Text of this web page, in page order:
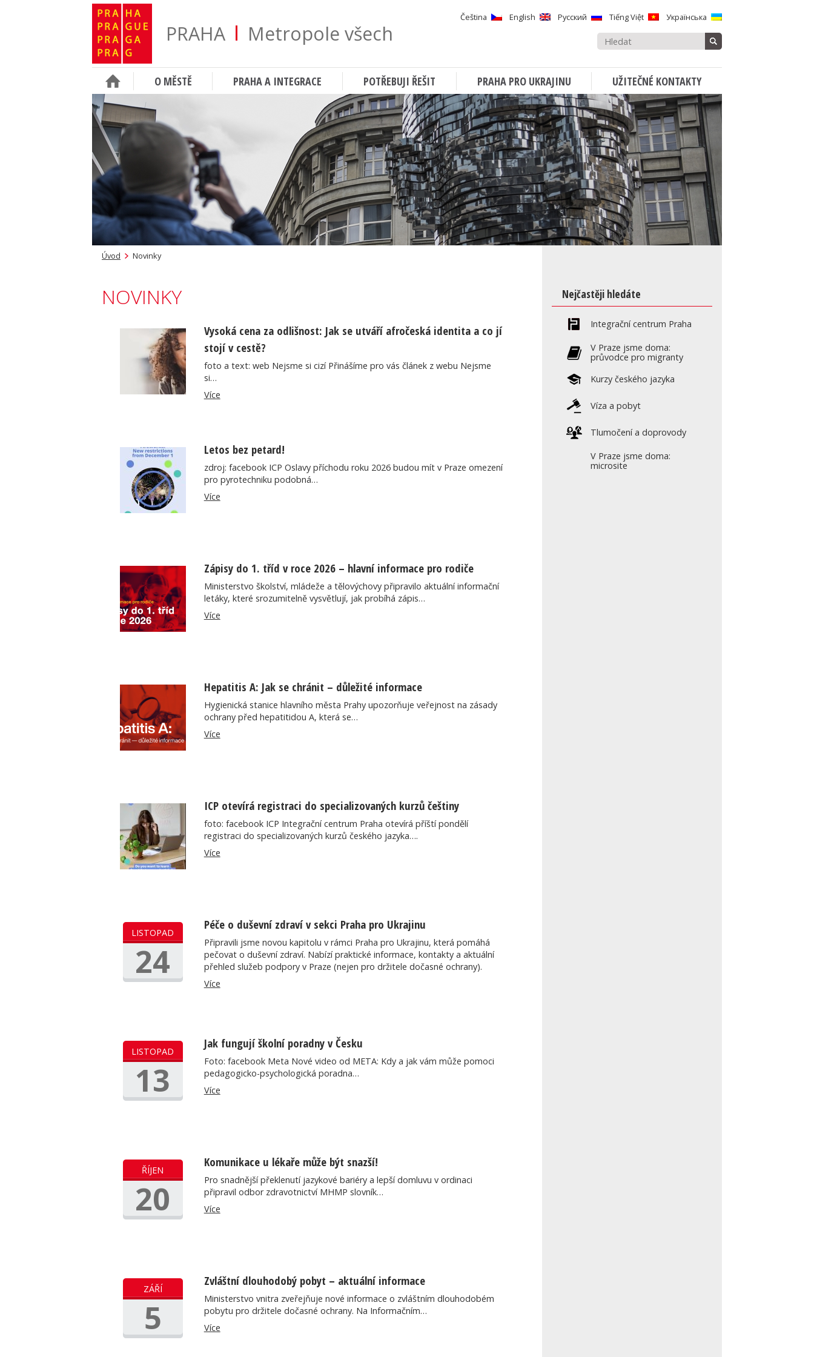
PRAHA Metropole všech
Čeština English Русский Tiếng Việt Українська
O MĚSTĚ PRAHA A INTEGRACE POTŘEBUJI ŘEŠIT PRAHA PRO UKRAJINU UŽITEČNÉ KONTAKTY
Úvod Novinky
NOVINKY
Vysoká cena za odlišnost: Jak se utváří afročeská identita a co jí
stojí v cestě?
foto a text: web Nejsme si cizí Přinášíme pro vás článek z webu Nejsme
si…
Více
Letos bez petard!
zdroj: facebook ICP Oslavy příchodu roku 2026 budou mít v Praze omezení
pro pyrotechniku podobná…
Více
Zápisy do 1. tříd v roce 2026 – hlavní informace pro rodiče
Ministerstvo školství, mládeže a tělovýchovy připravilo aktuální informační
letáky, které srozumitelně vysvětlují, jak probíhá zápis…
Více
Hepatitis A: Jak se chránit – důležité informace
Hygienická stanice hlavního města Prahy upozorňuje veřejnost na zásady
ochrany před hepatitidou A, která se…
Více
ICP otevírá registraci do specializovaných kurzů češtiny
foto: facebook ICP Integrační centrum Praha otevírá příští pondělí
registraci do specializovaných kurzů českého jazyka….
Více
LISTOPAD
24
Péče o duševní zdraví v sekci Praha pro Ukrajinu
Připravili jsme novou kapitolu v rámci Praha pro Ukrajinu, která pomáhá
pečovat o duševní zdraví. Nabízí praktické informace, kontakty a aktuální
přehled služeb podpory v Praze (nejen pro držitele dočasné ochrany).
Více
LISTOPAD
13
Jak fungují školní poradny v Česku
Foto: facebook Meta Nové video od META: Kdy a jak vám může pomoci
pedagogicko-psychologická poradna…
Více
ŘÍJEN
20
Komunikace u lékaře může být snazší!
Pro snadnější překlenutí jazykové bariéry a lepší domluvu v ordinaci
připravil odbor zdravotnictví MHMP slovník…
Více
ZÁŘÍ
5
Zvláštní dlouhodobý pobyt – aktuální informace
Ministerstvo vnitra zveřejňuje nové informace o zvláštním dlouhodobém
pobytu pro držitele dočasné ochrany. Na Informačním…
Více
Nejčastěji hledáte
Integrační centrum Praha
V Praze jsme doma:
průvodce pro migranty
Kurzy českého jazyka
Víza a pobyt
Tlumočení a doprovody
V Praze jsme doma:
microsite